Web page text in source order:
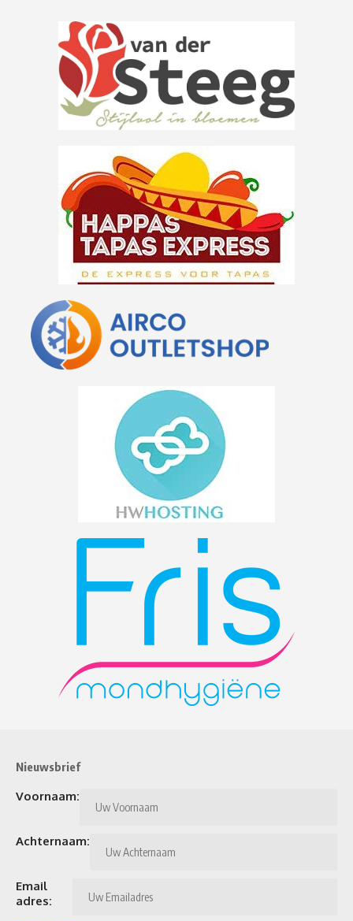
Nieuwsbrief
Voornaam:
Achternaam:
Email
adres: